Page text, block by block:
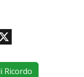
X
Ricordo